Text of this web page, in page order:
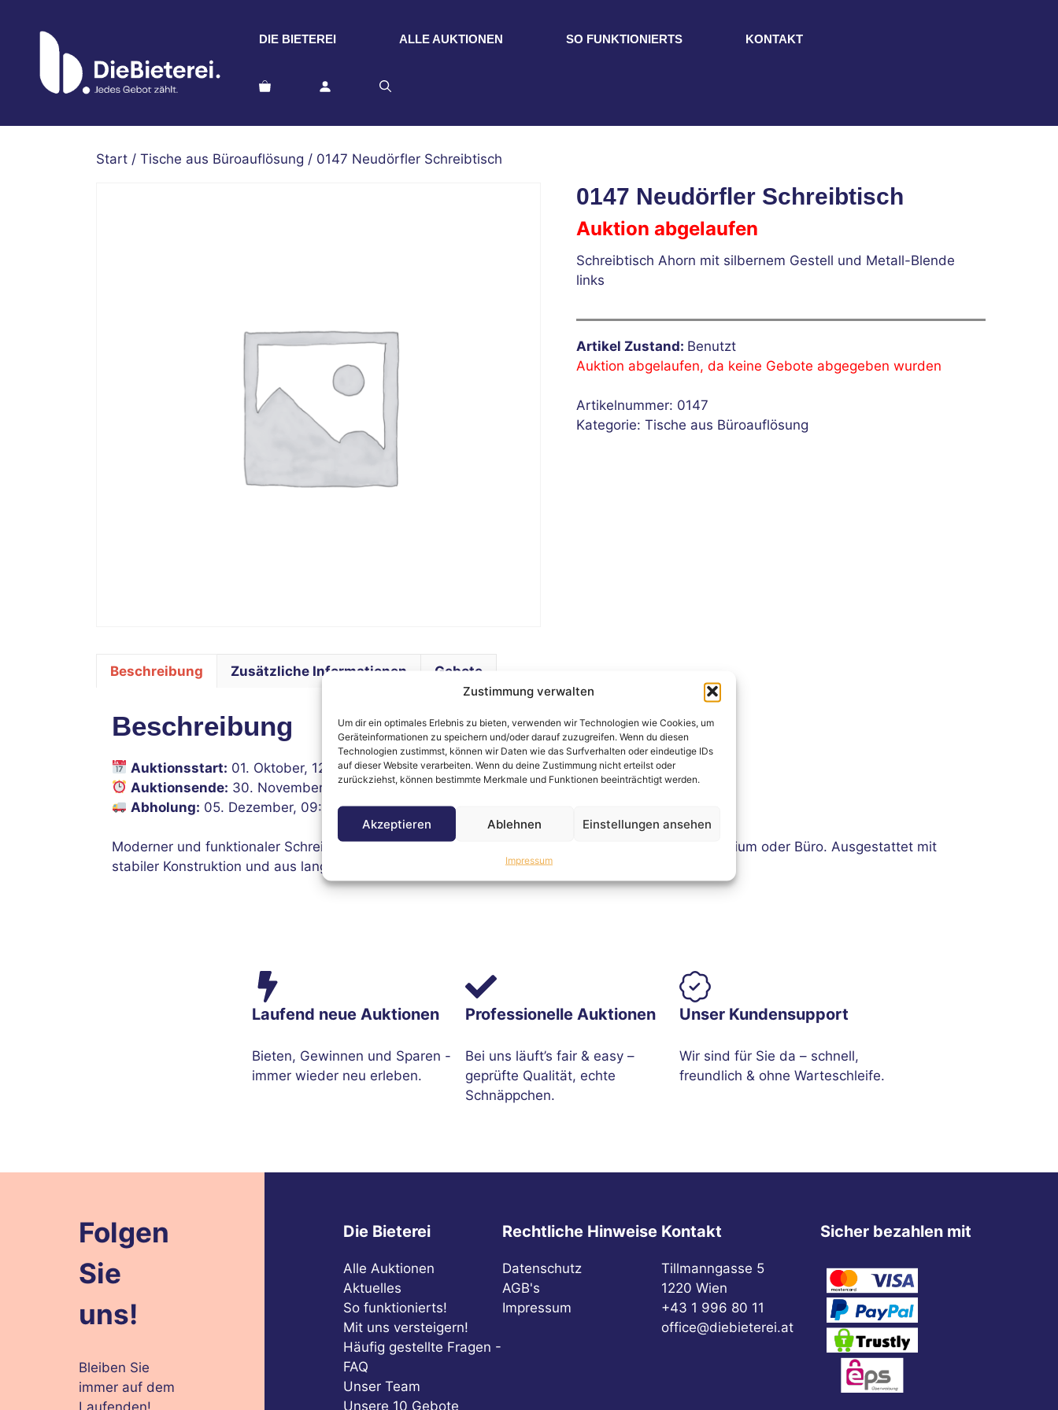
Zustimmung verwalten
Um dir ein optimales Erlebnis zu bieten, verwenden wir Technologien wie Cookies, um
Geräteinformationen zu speichern und/oder darauf zuzugreifen. Wenn du diesen
Technologien zustimmst, können wir Daten wie das Surfverhalten oder eindeutige IDs
auf dieser Website verarbeiten. Wenn du deine Zustimmung nicht erteilst oder
zurückziehst, können bestimmte Merkmale und Funktionen beeinträchtigt werden.
Akzeptieren Ablehnen Einstellungen ansehen
Impressum
DIE BIETEREI ALLE AUKTIONEN SO FUNKTIONIERTS KONTAKT
Start / Tische aus Büroauflösung / 0147 Neudörfler Schreibtisch
0147 Neudörfler Schreibtisch
Auktion abgelaufen
Schreibtisch Ahorn mit silbernem Gestell und Metall-Blende
links
Artikel Zustand: Benutzt
Auktion abgelaufen, da keine Gebote abgegeben wurden
Artikelnummer: 0147
Kategorie:Tische aus Büroauflösung
Beschreibung Zusätzliche Informationen Gebote
Beschreibung
Auktionsstart: 01. Oktober, 12:00 Uhr
Auktionsende: 30. November, 12:00 Uhr
Abholung: 05. Dezember, 09:00–12:00 Uhr
Moderner und funktionaler Schreibtisch mit großzügiger Arbeitsfläche – ideal für Homeoffice, Studium oder Büro. Ausgestattet mit
stabiler Konstruktion und aus langlebigen Materialien.
Laufend neue Auktionen
Bieten, Gewinnen und Sparen -
immer wieder neu erleben.
Professionelle Auktionen
Bei uns läuft’s fair & easy –
geprüfte Qualität, echte
Schnäppchen.
Unser Kundensupport
Wir sind für Sie da – schnell,
freundlich & ohne Warteschleife.
Folgen
Sie
uns!
Bleiben Sie
immer auf dem
Laufenden!
Die Bieterei
Alle Auktionen
Aktuelles
So funktionierts!
Mit uns versteigern!
Häufig gestellte Fragen -
FAQ
Unser Team
Unsere 10 Gebote
Rechtliche Hinweise
Datenschutz
AGB's
Impressum
Kontakt
Tillmanngasse 5
1220 Wien
+43 1 996 80 11
office@diebieterei.at
Sicher bezahlen mit